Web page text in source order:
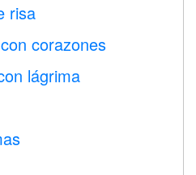
risa
corazones
lágrima